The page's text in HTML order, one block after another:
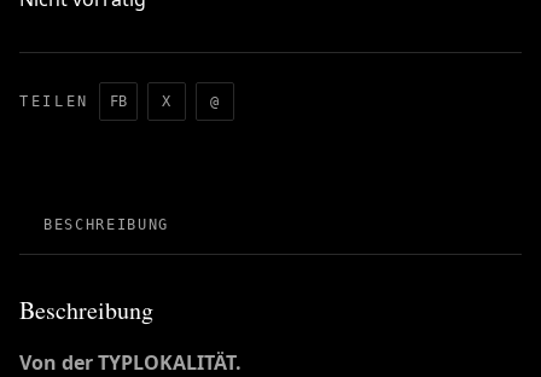
TEILEN FB X @
BESCHREIBUNG
Beschreibung
Von der TYPLOKALITÄT.